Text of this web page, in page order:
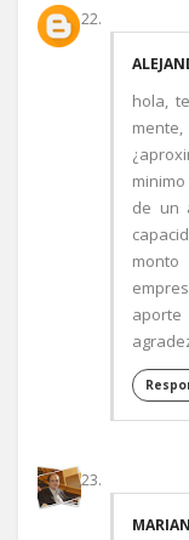
hola,
de un
monto